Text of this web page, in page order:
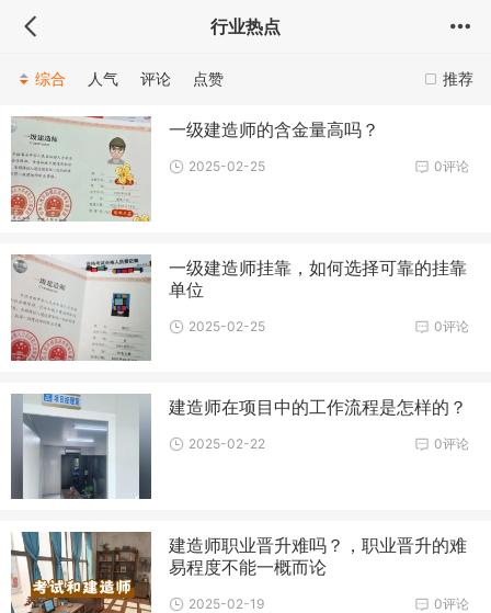
行业热点
推荐
综合 人气 评论 点赞
一级建造师的含金量高吗？
0评论
2025-02-25
一级建造师挂靠，如何选择可靠的挂靠
单位
0评论
2025-02-25
建造师在项目中的工作流程是怎样的？
0评论
2025-02-22
建造师职业晋升难吗？，职业晋升的难
易程度不能一概而论
0评论
2025-02-19